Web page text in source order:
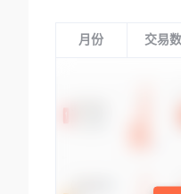
月份 交易数